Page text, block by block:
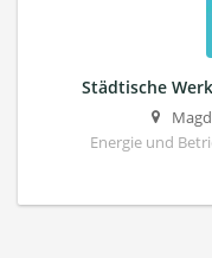
Städtische
Energie und